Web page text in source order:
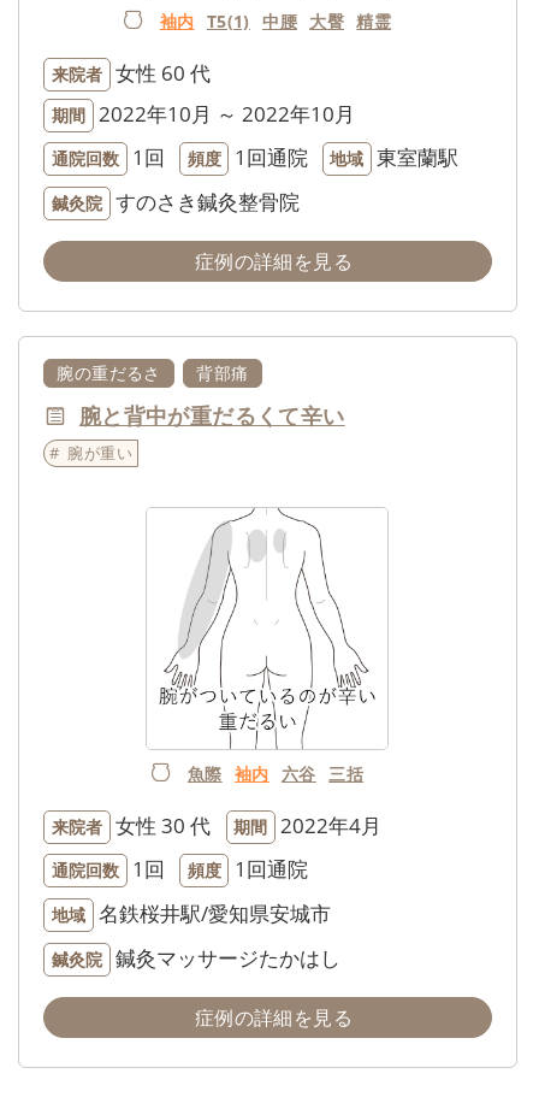
袖内 T5(1) 中腰 大臀 精霊
来院者 女性 60 代
期間 2022年10月 ～ 2022年10月
通院回数 1回 頻度 1回通院 地域 東室蘭駅
鍼灸院 すのさき鍼灸整骨院
症例の詳細を見る
腕の重だるさ 背部痛
腕と背中が重だるくて辛い
腕が重い
魚際 袖内 六谷 三括
来院者 女性 30 代 期間 2022年4月
通院回数 1回 頻度 1回通院
地域 名鉄桜井駅/愛知県安城市
鍼灸院 鍼灸マッサージたかはし
症例の詳細を見る